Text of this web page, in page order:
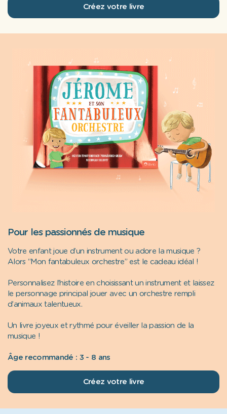
Créez votre livre
Pour les passionnés de musique
Votre enfant joue d’un instrument ou adore la musique ?
Alors “Mon fantabuleux orchestre” est le cadeau idéal !
Personnalisez l’histoire en choisissant un instrument et laissez
le personnage principal jouer avec un orchestre rempli
d’animaux talentueux.
Un livre joyeux et rythmé pour éveiller la passion de la
musique !
Âge recommandé : 3 - 8 ans
Créez votre livre